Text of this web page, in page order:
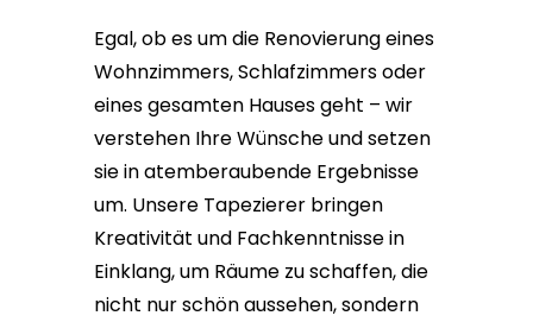
Egal, ob es um die Renovierung eines
Wohnzimmers, Schlafzimmers oder
eines gesamten Hauses geht – wir
verstehen Ihre Wünsche und setzen
sie in atemberaubende Ergebnisse
um. Unsere Tapezierer bringen
Kreativität und Fachkenntnisse in
Einklang, um Räume zu schaffen, die
nicht nur schön aussehen, sondern